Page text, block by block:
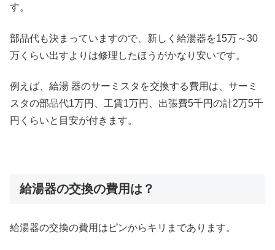
す。
部品代も決まっていますので、新しく給湯器を15万～30
万くらい出すよりは修理したほうがかなり安いです。
例えば、給湯 器のサーミスタを交換する費用は、サーミ
スタの部品代1万円、工賃1万円、出張費5千円の計2万5千
円くらいと目安が付きます。
給湯器の交換の費用は？
給湯器の交換の費用はピンからキリまであります。